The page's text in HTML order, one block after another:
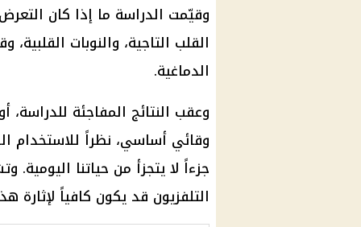
وقيّمت الدراسة ما إذا كان
القلب التاجية، والنوبات
الدماغية.
وعقب النتائج المفاجئة للدراسة،
وقائي أساسي، نظراً للاستخدام
جزءاً لا يتجزأ من حياتنا
التلفزيون قد يكون كافياً لإثارة